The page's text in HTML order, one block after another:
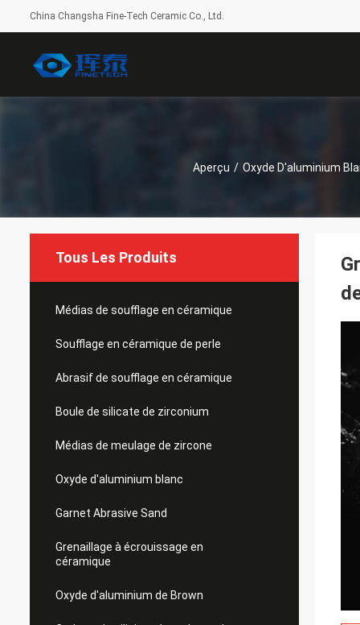
China Changsha Fine-Tech Ceramic Co., Ltd.
Aperçu / Oxyde D'aluminium
Tous Les Produits
Médias de soufflage en céramique
Soufflage en céramique de perle
Abrasif de soufflage en céramique
Boule de silicate de zirconium
Médias de meulage de zircone
Oxyde d'aluminium blanc
Garnet Abrasive Sand
Grenaillage à écrouissage en
céramique
Oxyde d'aluminium de Brown